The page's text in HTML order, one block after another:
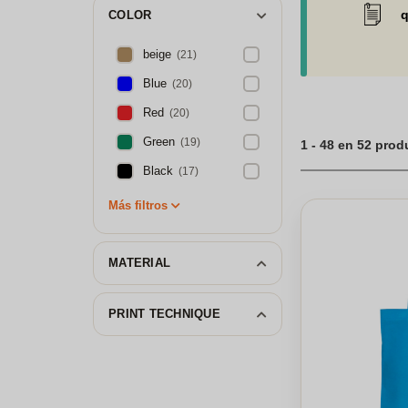
COLOR
beige (21)
Blue (20)
Red (20)
Green (19)
Black (17)
Más filtros
MATERIAL
PRINT TECHNIQUE
publicidad.
empresas.
personalizadas
tela, bolsas
1 - 48 en 52